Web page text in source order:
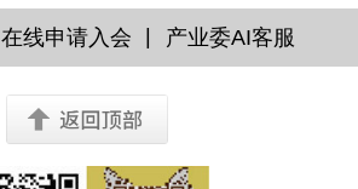
在线申请入会 产业委AI客服